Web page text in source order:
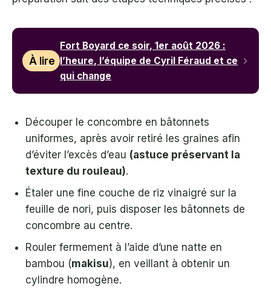
À lire
Fort Boyard ce soir, 1er août 2026 :
l’heure, l’équipe de Cyril Féraud et ce
qui change
Découper le concombre en bâtonnets
uniformes, après avoir retiré les graines afin
d’éviter l’excès d’eau (astuce préservant la
texture du rouleau).
Étaler une fine couche de riz vinaigré sur la
feuille de nori, puis disposer les bâtonnets de
concombre au centre.
Rouler fermement à l’aide d’une natte en
bambou (makisu), en veillant à obtenir un
cylindre homogène.